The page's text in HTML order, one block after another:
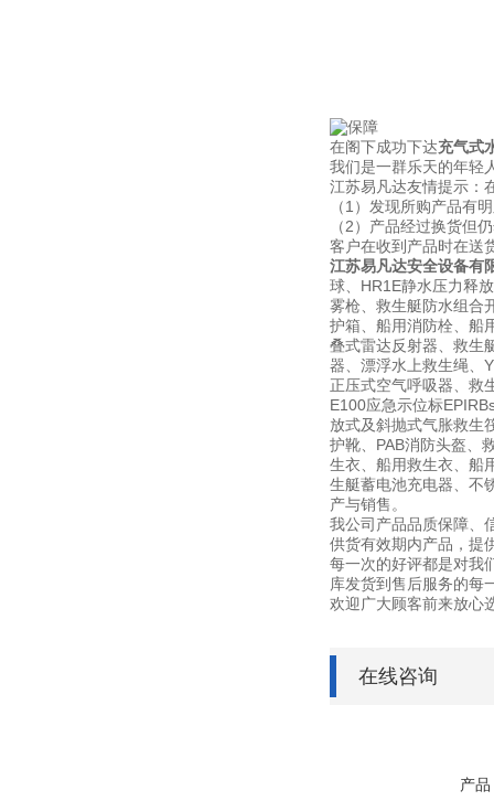
在阁下成功下达充气式
我们是一群乐天的年轻
江苏易凡达友情提示：
（1）发现所购产品有
（2）产品经过换货但
客户在收到产品时在送
江苏易凡达安全设备有
球、HR1E静水压力释
雾枪、救生艇防水组合
护箱、船用消防栓、船
叠式雷达反射器、救生
器、漂浮水上救生绳、
正压式空气呼吸器、救
E100应急示位标
放式及斜抛式气胀救生
护靴、PAB消防头盔、
生衣、船用救生衣、船
生艇蓄电池充电器、不
产与销售。
我公司产品品质保障、
供货有效期内产品，提
每一次的好评都是对我
库发货到售后服务的每
欢迎广大顾客前来放心
在线咨询
产品